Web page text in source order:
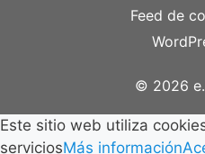
Feed de
© 2026
Este sitio web utiliza
serviciosMás información